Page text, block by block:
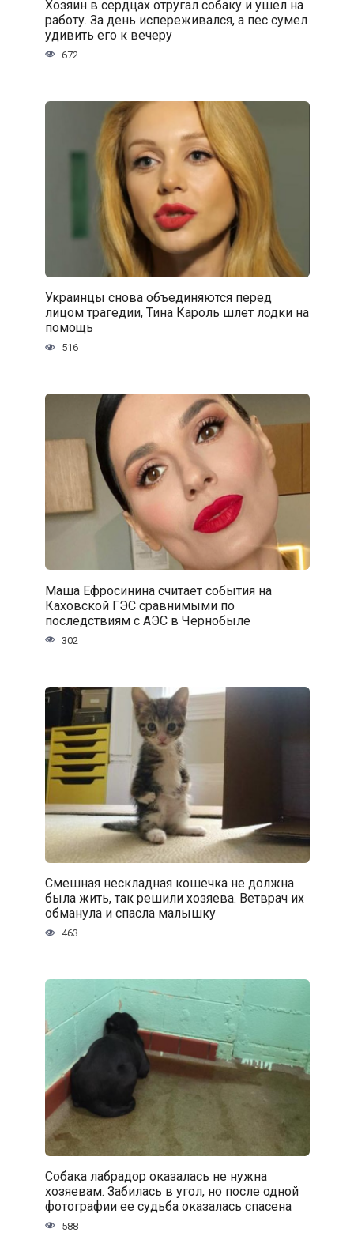
Хозяин в сердцах отругал собаку и ушел на
работу. За день испереживался, а пес сумел
удивить его к вечеру
672
Украинцы снова объединяются перед
лицом трагедии, Тина Кароль шлет лодки на
помощь
516
Маша Ефросинина считает события на
Каховской ГЭС сравнимыми по
последствиям с АЭС в Чернобыле
302
Смешная нескладная кошечка не должна
была жить, так решили хозяева. Ветврач их
обманула и спасла малышку
463
Собака лабрадор оказалась не нужна
хозяевам. Забилась в угол, но после одной
фотографии ее судьба оказалась спасена
588